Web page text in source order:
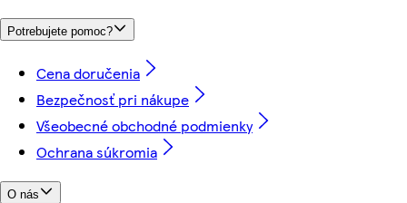
Potrebujete pomoc?
Cena doručenia
Bezpečnosť pri nákupe
Všeobecné obchodné podmienky
Ochrana súkromia
O nás